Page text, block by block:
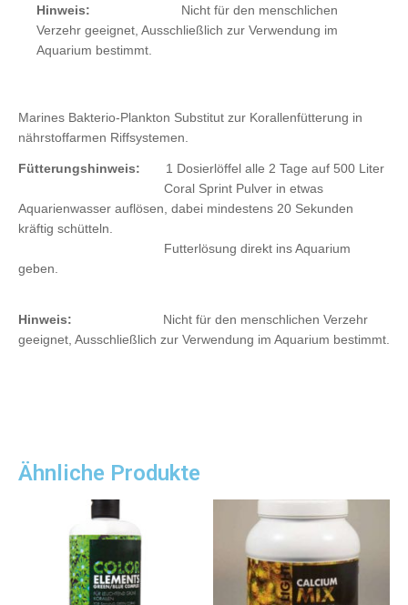
Hinweis: Nicht für den menschlichen
Verzehr geeignet, Ausschließlich zur Verwendung im
Aquarium bestimmt.
Marines Bakterio-Plankton Substitut zur Korallenfütterung in
nährstoffarmen Riffsystemen.
Fütterungshinweis: 1 Dosierlöffel alle 2 Tage auf 500 Liter
Coral Sprint Pulver in etwas
Aquarienwasser auflösen, dabei mindestens 20 Sekunden
kräftig schütteln.
Futterlösung direkt ins Aquarium
geben.
Hinweis: Nicht für den menschlichen Verzehr
geeignet, Ausschließlich zur Verwendung im Aquarium bestimmt.
Ähnliche Produkte